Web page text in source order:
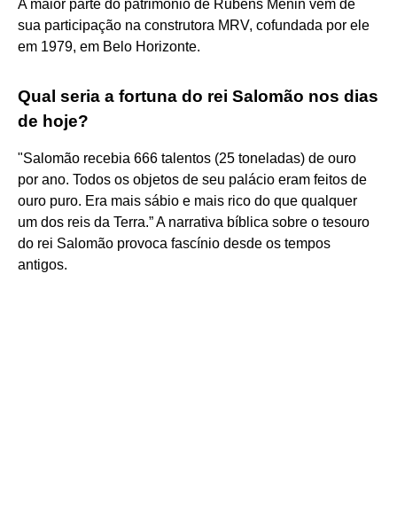
A maior parte do patrimônio de Rubens Menin vem de
sua participação na construtora MRV, cofundada por ele
em 1979, em Belo Horizonte.
Qual seria a fortuna do rei Salomão nos dias
de hoje?
"Salomão recebia 666 talentos (25 toneladas) de ouro
por ano. Todos os objetos de seu palácio eram feitos de
ouro puro. Era mais sábio e mais rico do que qualquer
um dos reis da Terra.” A narrativa bíblica sobre o tesouro
do rei Salomão provoca fascínio desde os tempos
antigos.